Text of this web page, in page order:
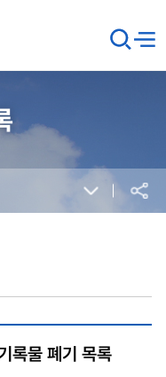
검
색
창
메뉴
공유
록물 폐기 목록